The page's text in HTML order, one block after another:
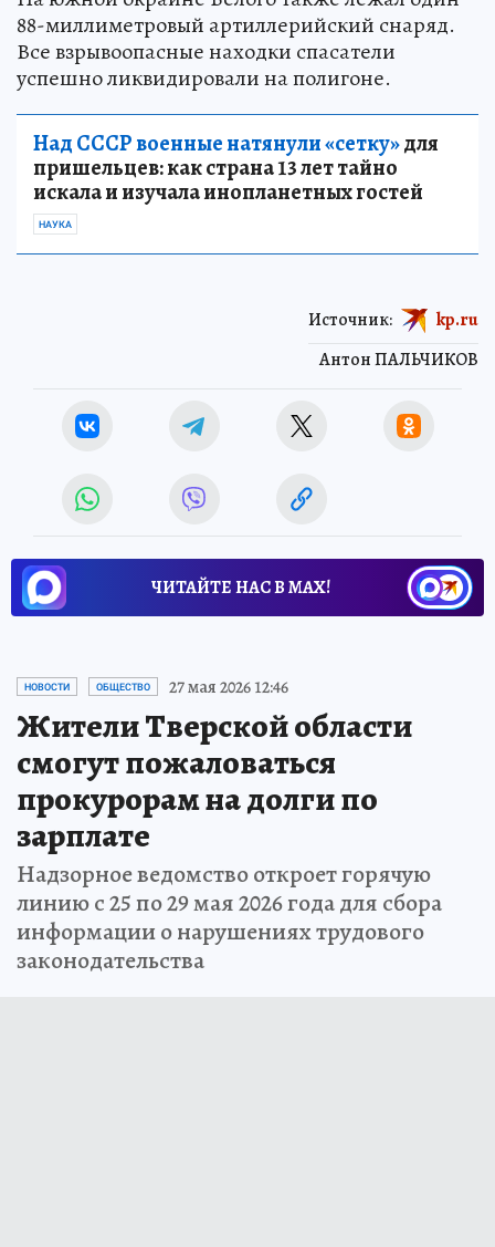
88-миллиметровый артиллерийский снаряд.
Все взрывоопасные находки спасатели
успешно ликвидировали на полигоне.
Над СССР военные натянули «сетку»для
пришельцев: как страна 13 лет тайно
искала и изучала инопланетных гостей
НАУКА
Антон ПАЛЬЧИКОВ
Источник: kp.ru
ЧИТАЙТЕ НАС В МАХ!
НОВОСТИ ОБЩЕСТВО 27 мая 2026 12:46
Жители Тверской области
смогут пожаловаться
прокурорам на долги по
зарплате
Надзорное ведомство откроет горячую
линию с 25 по 29 мая 2026 года для сбора
информации о нарушениях трудового
законодательства